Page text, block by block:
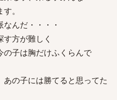
。
んだ・・・・
方が難しく
の子は胸だけふくらんで
の子には勝てると思ってた